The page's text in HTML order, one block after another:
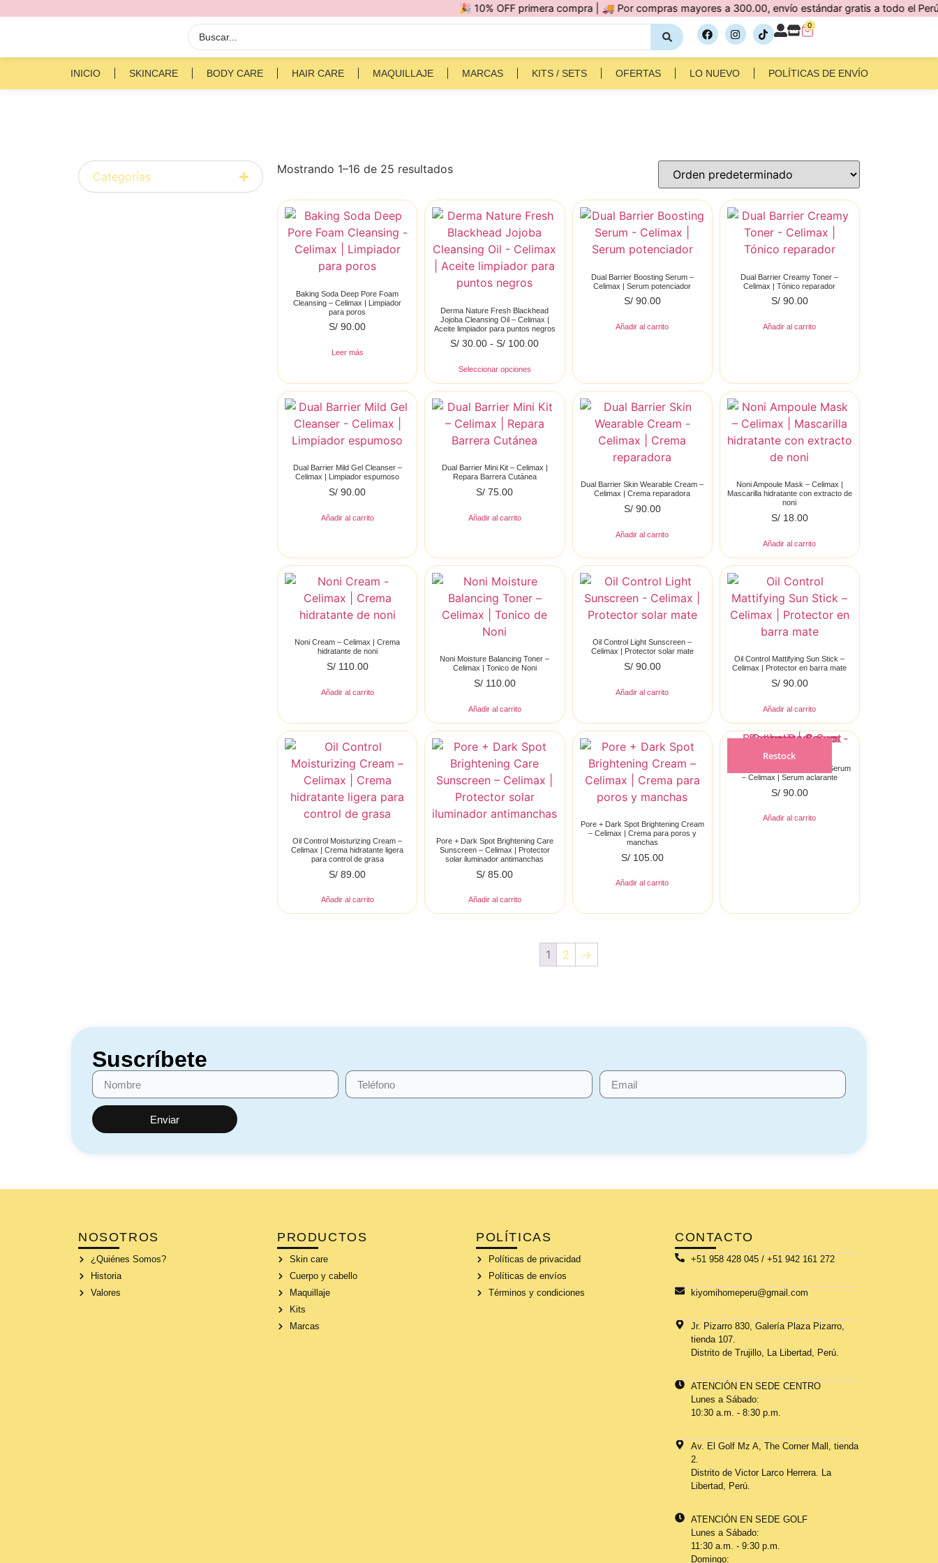
🎉 10% OFF primera compra | 🚚 Por compras mayores a 300.00, envío estándar gratis a todo el Perú 🇵🇪
0
INICIO SKINCARE BODY CARE HAIR CARE MAQUILLAJE MARCAS KITS / SETS OFERTAS LO NUEVO POLÍTICAS DE ENVÍO
Categorías
Mostrando 1–16 de 25 resultados
Baking Soda Deep Pore Foam
Cleansing – Celimax | Limpiador
para poros
S/ 90.00
Leer más
Derma Nature Fresh Blackhead
Jojoba Cleansing Oil – Celimax |
Aceite limpiador para puntos negros
S/ 30.00 - S/ 100.00
Seleccionar opciones
Dual Barrier Boosting Serum –
Celimax | Serum potenciador
S/90.00
Añadir al carrito
Dual Barrier Creamy Toner –
Celimax | Tónico reparador
S/90.00
Añadir al carrito
Dual Barrier Mild Gel Cleanser –
Celimax | Limpiador espumoso
S/ 90.00
Añadir al carrito
Dual Barrier Mini Kit – Celimax |
Repara Barrera Cutánea
S/ 75.00
Añadir al carrito
Dual Barrier Skin Wearable Cream –
Celimax | Crema reparadora
S/90.00
Añadir al carrito
Noni Ampoule Mask – Celimax |
Mascarilla hidratante con extracto de
noni
S/18.00
Añadir al carrito
Noni Cream – Celimax | Crema
hidratante de noni
S/110.00
Añadir al carrito
Noni Moisture Balancing Toner –
Celimax | Tonico de Noni
S/110.00
Añadir al carrito
Oil Control Light Sunscreen –
Celimax | Protector solar mate
S/90.00
Añadir al carrito
Oil Control Mattifying Sun Stick –
Celimax | Protector en barra mate
S/90.00
Añadir al carrito
Oil Control Moisturizing Cream –
Celimax | Crema hidratante ligera
para control de grasa
S/ 89.00
Añadir al carrito
Pore + Dark Spot Brightening Care
Sunscreen – Celimax | Protector
solar iluminador antimanchas
S/ 85.00
Añadir al carrito
Pore + Dark Spot Brightening Cream
– Celimax | Crema para poros y
manchas
S/105.00
Añadir al carrito
Restock
Pore + Dark Spot Brightening Serum
– Celimax | Serum aclarante
S/90.00
Añadir al carrito
1 2 →
Suscríbete
Enviar
NOSOTROS
¿Quiénes Somos?
Historia
Valores
PRODUCTOS
Skin care
Cuerpo y cabello
Maquillaje
Kits
Marcas
POLÍTICAS
Políticas de privacidad
Políticas de envíos
Términos y condiciones
CONTACTO
+51 958 428 045 / +51 942 161 272
kiyomihomeperu@gmail.com
Jr. Pizarro 830, Galería Plaza Pizarro,
tienda 107.
Distrito de Trujillo, La Libertad, Perú.
ATENCIÓN EN SEDE CENTRO
Lunes a Sábado:
10:30 a.m. - 8:30 p.m.
Av. El Golf Mz A, The Corner Mall, tienda
2.
Distrito de Victor Larco Herrera. La
Libertad, Perú.
ATENCIÓN EN SEDE GOLF
Lunes a Sábado:
11:30 a.m. - 9:30 p.m.
Domingo: